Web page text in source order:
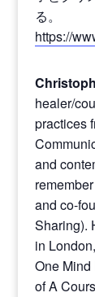
る。
https://
healer/
practices
and
and co-
Sharing).
in
One
of A